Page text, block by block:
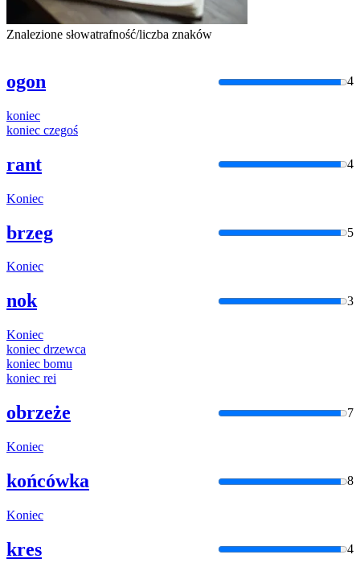
Znalezione słowatrafność/liczba znaków
ogon 4
koniec
koniec czegoś
rant 4
Koniec
brzeg 5
Koniec
nok 3
Koniec
koniec drzewca
koniec bomu
koniec rei
obrzeże 7
Koniec
końcówka 8
Koniec
kres 4